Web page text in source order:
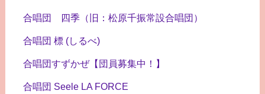
合唱団 四季（旧：松原千振常設合唱団）
合唱団 標 (しるべ)
合唱団すずかぜ【団員募集中！】
合唱団 Seele LA FORCE